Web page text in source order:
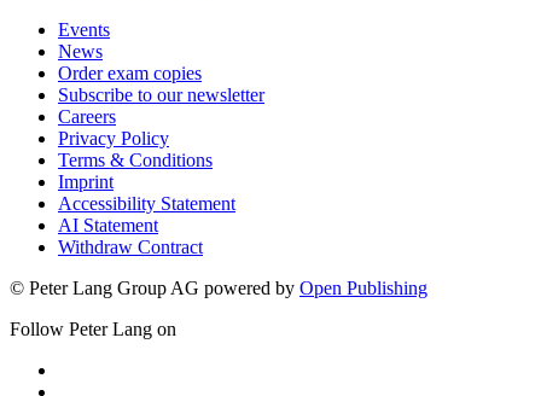
Events
News
Order exam copies
Subscribe to our newsletter
Careers
Privacy Policy
Terms & Conditions
Imprint
Accessibility Statement
AI Statement
Withdraw Contract
© Peter Lang Group AG powered by Open Publishing
Follow Peter Lang on